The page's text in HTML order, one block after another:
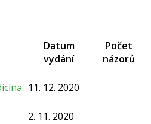
Datum
vydání
Počet
názorů
11. 12. 2020
2. 11. 2020